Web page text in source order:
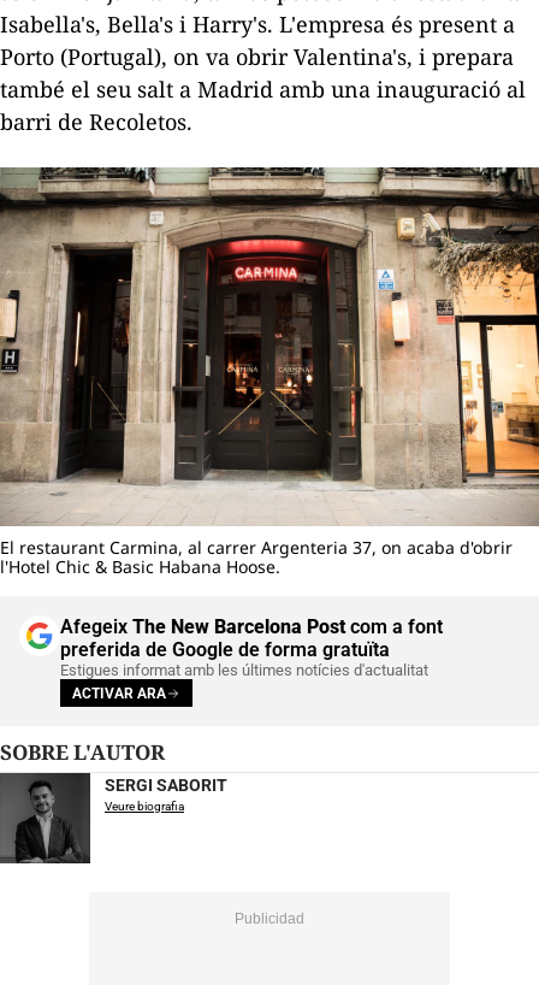
Isabella's, Bella's i Harry's. L'empresa és present a
Porto (Portugal), on va obrir Valentina's, i prepara
també el seu salt a Madrid amb una inauguració al
barri de Recoletos.
El restaurant Carmina, al carrer Argenteria 37, on acaba d'obrir
l'Hotel Chic & Basic Habana Hoose.
Afegeix The New Barcelona Postcom a font
preferida de Google de forma gratuïta
Estigues informat amb les últimes notícies d'actualitat
ACTIVAR ARA
SOBRE L'AUTOR
SERGI SABORIT
Veure biografia